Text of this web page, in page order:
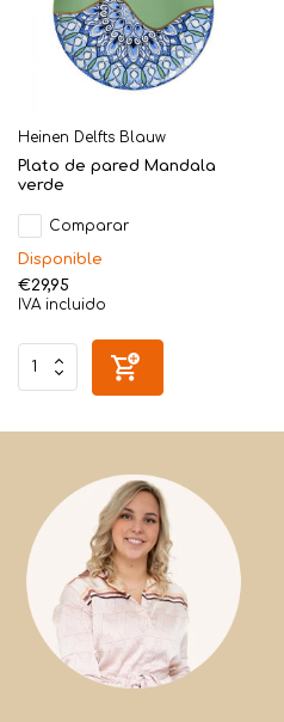
Heinen Delfts Blauw
Plato de pared Mandala
verde
Comparar
Disponible
€29,95
IVA incluido